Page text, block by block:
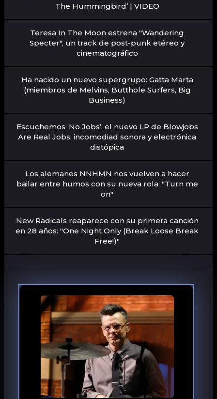
The Hummingbird’ | VIDEO
Teresa In The Moon estrena "Wandering
Specter", un track de post-punk etéreo y
cinematográfico
Ha nacido un nuevo supergrupo: Gatta Marta
(miembros de Melvins, Butthole Surfers, Big
Business)
Escuchemos ‘No Jobs’, el nuevo LP de Blowjobs
Are Real Jobs: incomodiad sonora y electrónica
distópica
Los alemanes NNHMN nos vuelven a hacer
bailar entre humos con su nueva rola: "Turn me
on"
New Radicals reaparece con su primera canción
en 28 años: "One Night Only (Break Loose Break
Free!)"